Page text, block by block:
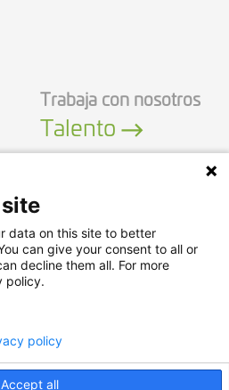
Trabaja con nosotros
Talento
data on this site to better
can give your consent to all or
decline them all. For more
policy.
Accept all
policy